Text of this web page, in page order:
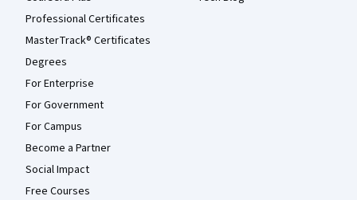
Professional Certificates
MasterTrack® Certificates
Degrees
For Enterprise
For Government
For Campus
Become a Partner
Social Impact
Free Courses